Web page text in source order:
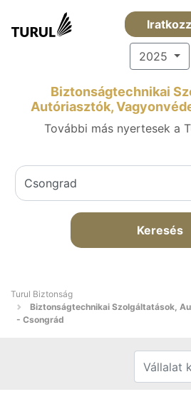
2025
Biztonságtechnikai
Autóriasztók,
További más nyertesek a
Keresés
Turul Biztonság
Biztonságtechnikai Szolgáltatások,
- Csongrád